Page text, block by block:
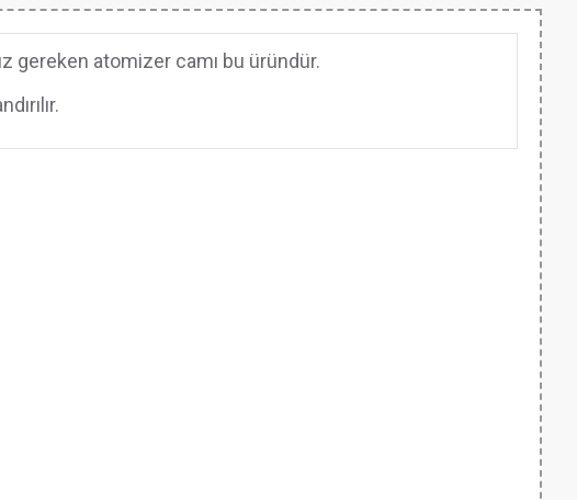
gereken atomizer camı bu üründür.